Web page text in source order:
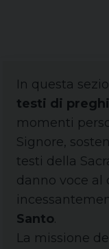
In questa
testi di
momenti
Signore,
testi della
danno voce al
Santo.
La missione